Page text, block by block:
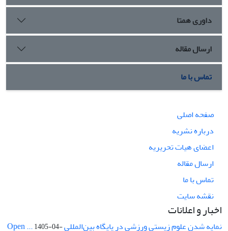
داوری همتا
ارسال مقاله
تماس با ما
صفحه اصلی
درباره نشریه
اعضای هیات تحریریه
ارسال مقاله
تماس با ما
نقشه سایت
اخبار و اعلانات
نمایه شدن علوم زیستی ورزشی در پایگاه بین‌المللی Open ...1405-04-